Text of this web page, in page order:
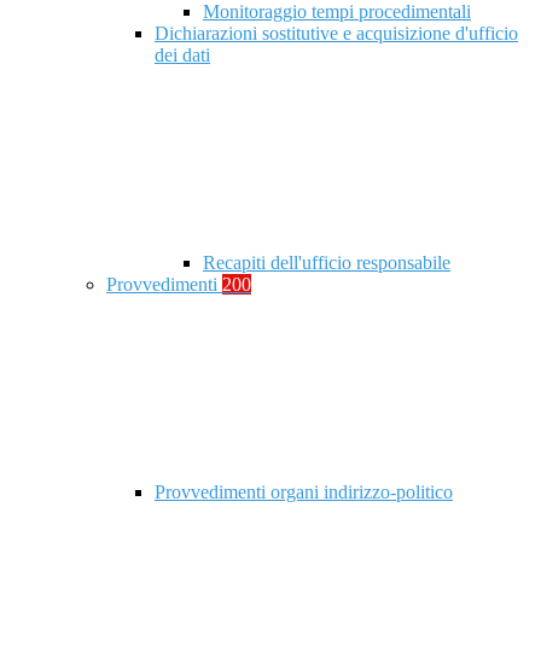
Monitoraggio tempi procedimentali
Dichiarazioni sostitutive e acquisizione d'ufficio
dei dati
Recapiti dell'ufficio responsabile
Provvedimenti 200
Provvedimenti organi indirizzo-politico